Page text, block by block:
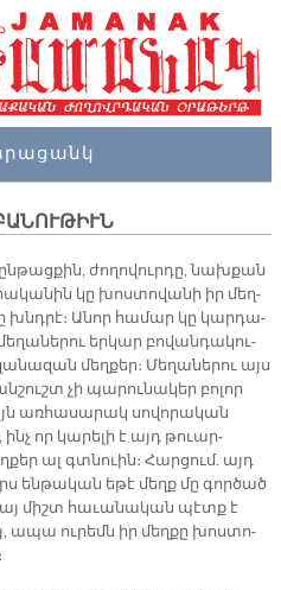
ժո­ղո­վուր­դը, նախքան
կը խոս­տովա­նի իր մեղ­
խնդրէ։ Ա­նոր հա­մար կը կար­դա­
եր­կար բո­վան­դա­կու­
մեղ­քեր։ Մե­ղա­նե­րու այս
չի պա­րու­նա­կեր բո­լոր
առ­հա­սա­րակ սո­վո­րա­կան
որ կա­րե­լի է այդ թուար­
ալ գտնուին։ Հար­ցում. այդ
են­թա­կան ե­թէ մեղք մը գոր­ծած
միշտ հա­ւա­նա­կան պէտք է
ա­պա ու­րեմն իր մեղ­քը խոս­տո­